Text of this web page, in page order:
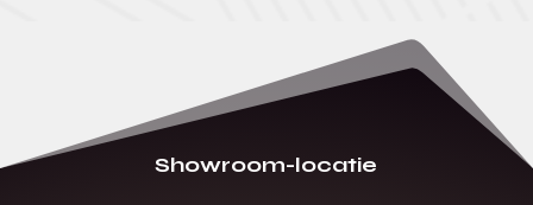
Showroom-locatie